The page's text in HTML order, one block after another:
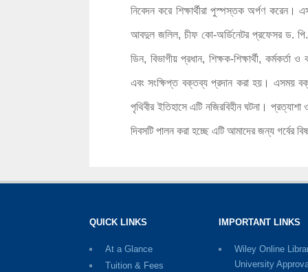
নিবেদন করে শিক্ষার্থীরা পুস্পস্তক অর্পণ করেন।
আবদুল জলিল, চীফ কো-অর্ডিনেটর প্রফেসর ড.
ডিন, বিভাগীয় প্রধান, শিক্ষক-শিক্ষার্থী, কর্মকর্তা
এবং সংক্ষিপ্ত বক্তব্য প্রদান করা হয়। এসময়
পৃথিবীর ইতিহাসে এটি নজিরবিহীন ঘটনা।
দিবসটি পালন করা হচ্ছে এটি আমাদের জন্য গর্বের
QUICK LINKS
At a Glance
Tuition & Fees
IMPORTANT LINKS
Wiley Online
University